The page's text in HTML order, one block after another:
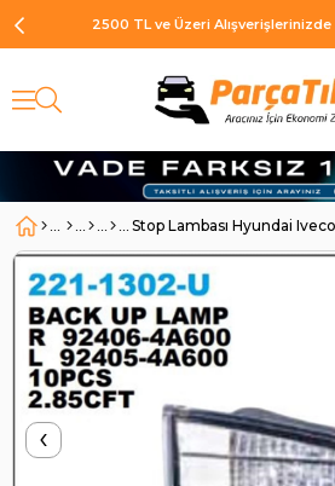
2500 TL ve Üzeri Alışverişlerinizde
Stop Lambası Hyundai
‹